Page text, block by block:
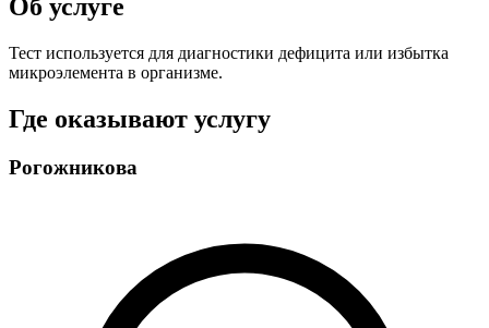
Об услуге
Тест используется для диагностики дефицита или избытка
микроэлемента в организме.
Где оказывают услугу
Рогожникова